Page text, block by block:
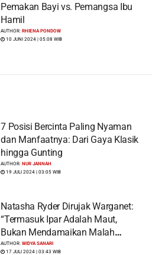
Pemakan Bayi vs. Pemangsa Ibu
Hamil
AUTHOR:RHIENA PONDOW
10 JUNI 2024 | 05:08 WIB
7 Posisi Bercinta Paling Nyaman
dan Manfaatnya: Dari Gaya Klasik
hingga Gunting
AUTHOR:NUR JANNAH
19 JULI 2024 | 03:05 WIB
Natasha Ryder Dirujak Warganet:
“Termasuk Ipar Adalah Maut,
Bukan Mendamaikan Malah
Menyiram Bensin”
AUTHOR:WIDYA SANARI
17 JULI 2024 | 03:43 WIB